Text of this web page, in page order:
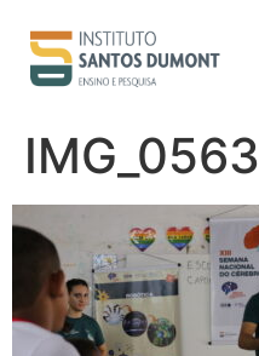
conteúdo
IMG_0563